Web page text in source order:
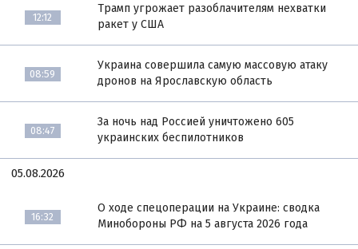
12:12
Трамп угрожает разоблачителям нехватки
ракет у США
08:59
Украина совершила самую массовую атаку
дронов на Ярославскую область
08:47
За ночь над Россией уничтожено 605
украинских беспилотников
05.08.2026
16:32
О ходе спецоперации на Украине: сводка
Минобороны РФ на 5 августа 2026 года